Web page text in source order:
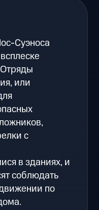
Суэноса
или
с
в зданиях, и
соблюдать
по